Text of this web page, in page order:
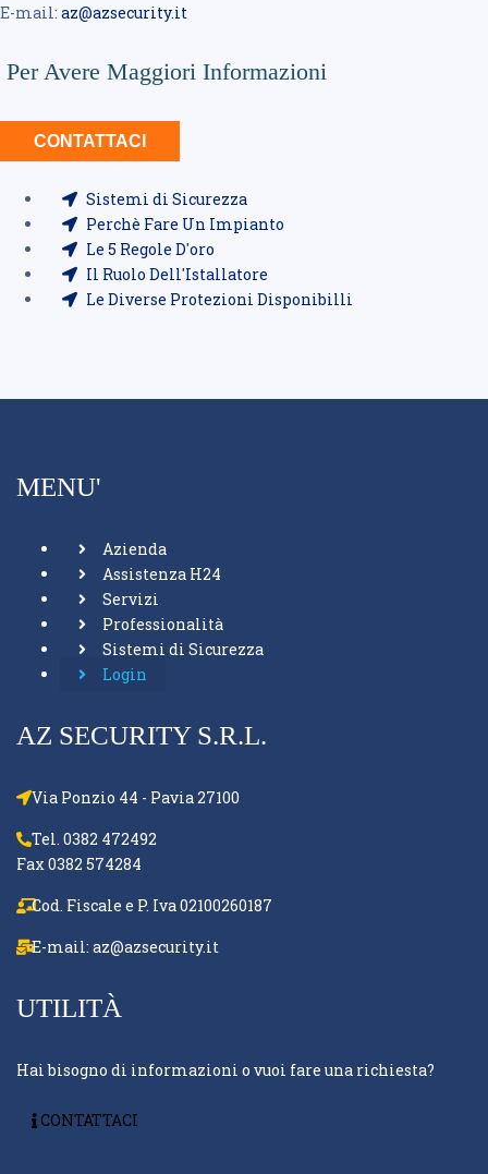
E-mail: az@azsecurity.it
Per Avere Maggiori Informazioni
CONTATTACI
Sistemi di Sicurezza
Perchè Fare Un Impianto
Le 5 Regole D'oro
Il Ruolo Dell'Istallatore
Le Diverse Protezioni Disponibilli
MENU'
Azienda
Assistenza H24
Servizi
Professionalità
Sistemi di Sicurezza
Login
AZ SECURITY S.R.L.
Via Ponzio 44 - Pavia 27100
Tel. 0382 472492
Fax 0382 574284
Cod. Fiscale e P. Iva 02100260187
E-mail: az@azsecurity.it
UTILITÀ
Hai bisogno di informazioni o vuoi fare una richiesta?
CONTATTACI